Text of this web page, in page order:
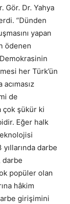
Dr. Yahya
“Dünden
yapan
ödenen
her Türk’ün
de
çok şükür ki
Eğer halk
darbe
darbe
popüler olan
hâkim
girişimini